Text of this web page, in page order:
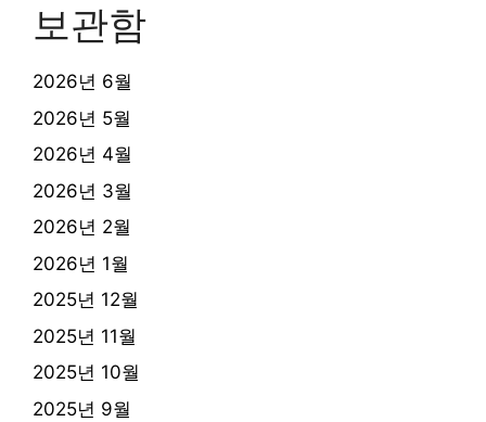
보관함
2026년 6월
2026년 5월
2026년 4월
2026년 3월
2026년 2월
2026년 1월
2025년 12월
2025년 11월
2025년 10월
2025년 9월